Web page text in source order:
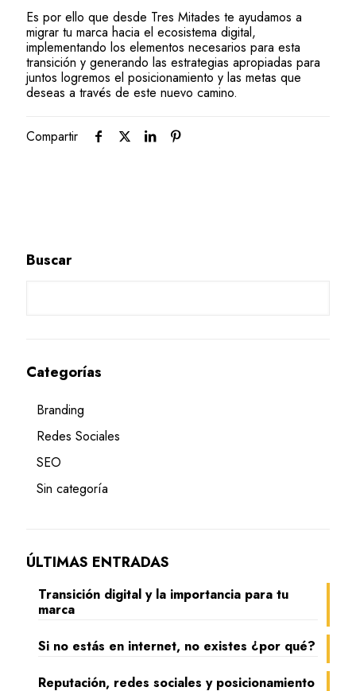
Es por ello que desde Tres Mitades te ayudamos a
migrar tu marca hacia el ecosistema digital,
implementando los elementos necesarios para esta
transición y generando las estrategias apropiadas para
juntos logremos el posicionamiento y las metas que
deseas a través de este nuevo camino.
Compartir
Buscar
Categorías
Branding
Redes Sociales
SEO
Sin categoría
ÚLTIMAS ENTRADAS
Transición digital y la importancia para tu
marca
Si no estás en internet, no existes ¿por qué?
Reputación, redes sociales y posicionamiento